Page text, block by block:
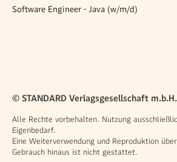
Software Engineer - Java (w/m/d)
© STANDARD Verlagsgesellschaft
Alle Rechte vorbehalten. Nutzung
Eigenbedarf.
Eine Weiterverwendung und Reproduktion
Gebrauch hinaus ist nicht gestattet.